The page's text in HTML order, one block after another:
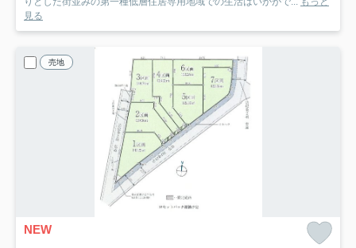
見る
売地
NEW